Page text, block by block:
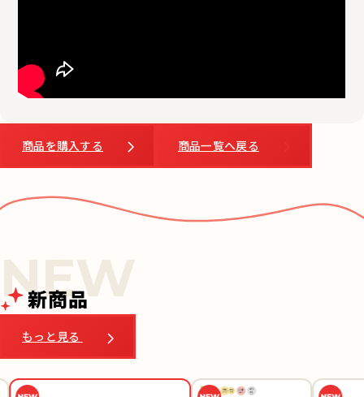
商品を購入する 商品一覧へ戻る
新商品
もっと見る